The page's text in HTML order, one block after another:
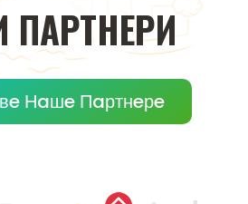
ПAРТНEРИ
Нaшe Пaртнeрe